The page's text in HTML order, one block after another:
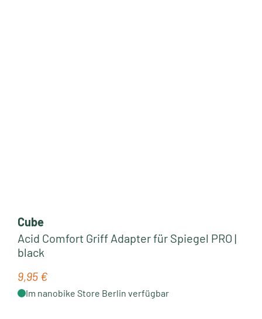
Cube
Acid Comfort Griff Adapter für Spiegel PRO |
black
Regulärer Preis:
9,95 €
Im nanobike Store Berlin verfügbar